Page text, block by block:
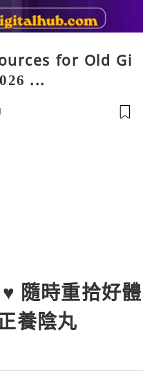
for Old Gi
...
隨時重拾好體
養陰丸